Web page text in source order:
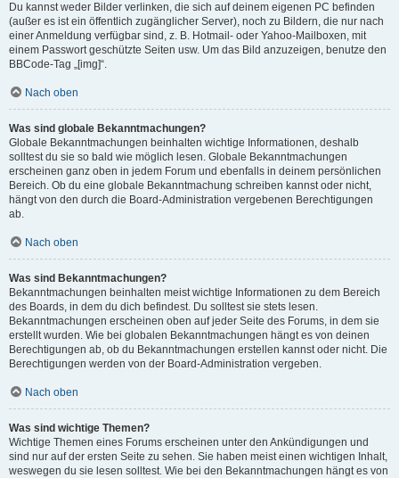
Du kannst weder Bilder verlinken, die sich auf deinem eigenen PC befinden
(außer es ist ein öffentlich zugänglicher Server), noch zu Bildern, die nur nach
einer Anmeldung verfügbar sind, z. B. Hotmail- oder Yahoo-Mailboxen, mit
einem Passwort geschützte Seiten usw. Um das Bild anzuzeigen, benutze den
BBCode-Tag „[img]“.
Nach oben
Was sind globale Bekanntmachungen?
Globale Bekanntmachungen beinhalten wichtige Informationen, deshalb
solltest du sie so bald wie möglich lesen. Globale Bekanntmachungen
erscheinen ganz oben in jedem Forum und ebenfalls in deinem persönlichen
Bereich. Ob du eine globale Bekanntmachung schreiben kannst oder nicht,
hängt von den durch die Board-Administration vergebenen Berechtigungen
ab.
Nach oben
Was sind Bekanntmachungen?
Bekanntmachungen beinhalten meist wichtige Informationen zu dem Bereich
des Boards, in dem du dich befindest. Du solltest sie stets lesen.
Bekanntmachungen erscheinen oben auf jeder Seite des Forums, in dem sie
erstellt wurden. Wie bei globalen Bekanntmachungen hängt es von deinen
Berechtigungen ab, ob du Bekanntmachungen erstellen kannst oder nicht. Die
Berechtigungen werden von der Board-Administration vergeben.
Nach oben
Was sind wichtige Themen?
Wichtige Themen eines Forums erscheinen unter den Ankündigungen und
sind nur auf der ersten Seite zu sehen. Sie haben meist einen wichtigen Inhalt,
weswegen du sie lesen solltest. Wie bei den Bekanntmachungen hängt es von